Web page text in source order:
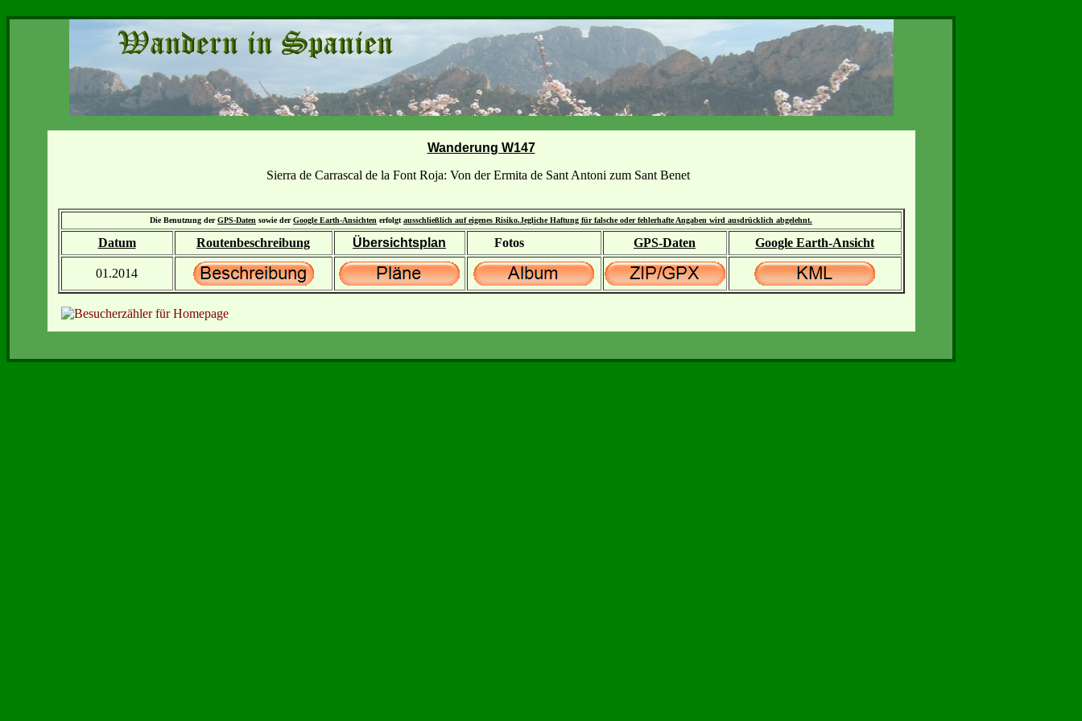
Wanderung W147
Sierra de Carrascal de la Font Roja: Von der Ermita de Sant Antoni zum Sant Benet
Die Benutzung derGPS-Daten sowie derGoogle Earth-Ansichten erfolgt ausschließlich auf eigenes Risiko.Jegliche Haftung für falsche oder fehlerhafte Angaben wird ausdrücklich abgelehnt.
Datum Routenbeschreibung Übersichtsplan Fotos GPS-Daten Google Earth-Ansicht
01.2014